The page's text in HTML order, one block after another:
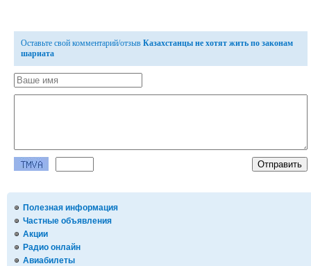
Полезная информация
Частные объявления
Акции
Радио онлайн
Авиабилеты
Оставьте свой комментарий/отзыв Казахстанцы не хотят жить по законам
шариата